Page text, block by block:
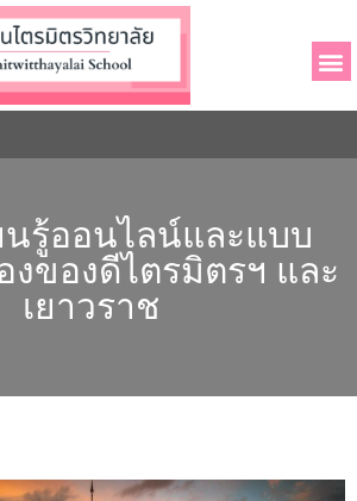
นรู้ออนไลน์และแบบ
งของดีไตรมิตรฯ และ
เยาวราช